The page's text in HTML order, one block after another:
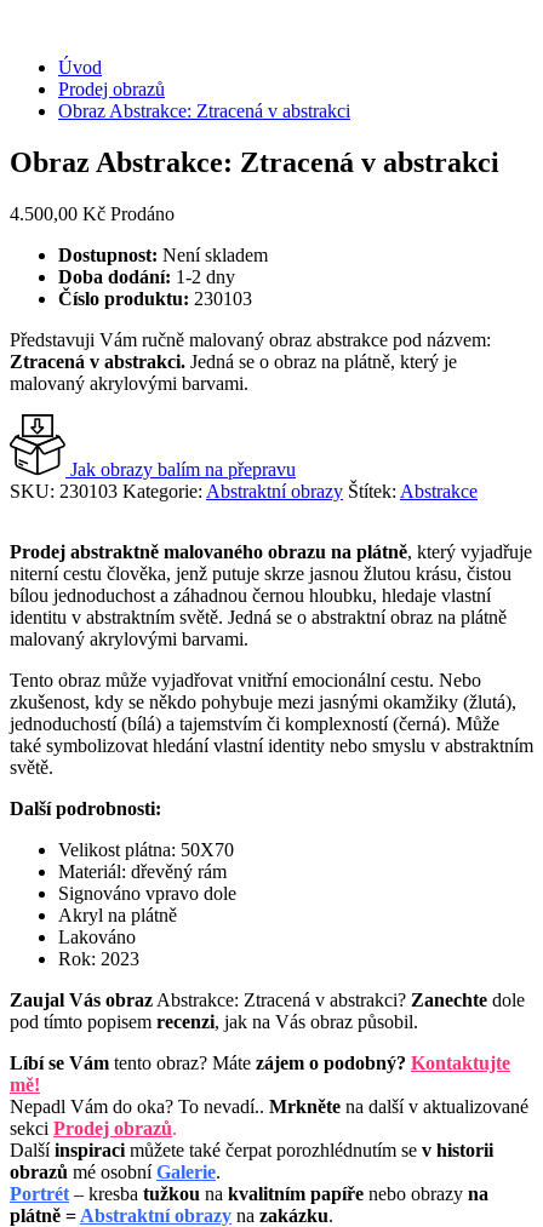
Úvod
Prodej obrazů
Obraz Abstrakce: Ztracená v abstrakci
Obraz Abstrakce: Ztracená v abstrakci
4.500,00 Kč Prodáno
Dostupnost: Není skladem
Doba dodání: 1-2 dny
Číslo produktu: 230103
Představuji Vám ručně malovaný obraz abstrakce pod názvem:
Ztracená v abstrakci. Jedná se o obraz na plátně, který je
malovaný akrylovými barvami.
Jak obrazy balím na přepravu
SKU: 230103 Kategorie: Abstraktní obrazy Štítek: Abstrakce
Prodej abstraktně malovaného obrazu na plátně, který vyjadřuje
niterní cestu člověka, jenž putuje skrze jasnou žlutou krásu, čistou
bílou jednoduchost a záhadnou černou hloubku, hledaje vlastní
identitu v abstraktním světě. Jedná se o abstraktní obraz na plátně
malovaný akrylovými barvami.
Tento obraz může vyjadřovat vnitřní emocionální cestu. Nebo
zkušenost, kdy se někdo pohybuje mezi jasnými okamžiky (žlutá),
jednoduchostí (bílá) a tajemstvím či komplexností (černá). Může
také symbolizovat hledání vlastní identity nebo smyslu v abstraktním
světě.
Další podrobnosti:
Velikost plátna: 50X70
Materiál: dřevěný rám
Signováno vpravo dole
Akryl na plátně
Lakováno
Rok: 2023
Zaujal Vás obraz Abstrakce: Ztracená v abstrakci? Zanechte dole
pod tímto popisem recenzi, jak na Vás obraz působil.
Líbí se Vám tento obraz? Máte zájem o podobný? Kontaktujte
mě!
Nepadl Vám do oka? To nevadí.. Mrkněte na další v aktualizované
sekci Prodej obrazů.
Dalšíinspiraci můžete také čerpat porozhlédnutím se v historii
obrazů mé osobníGalerie.
Portrét – kresba tužkou na kvalitním papíře nebo obrazy na
plátně = Abstraktní obrazy na zakázku.